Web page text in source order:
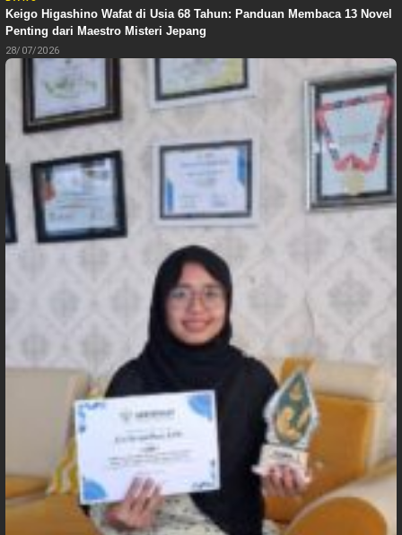
Keigo Higashino Wafat di Usia 68 Tahun: Panduan Membaca 13 Novel
Penting dari Maestro Misteri Jepang
28/07/2026